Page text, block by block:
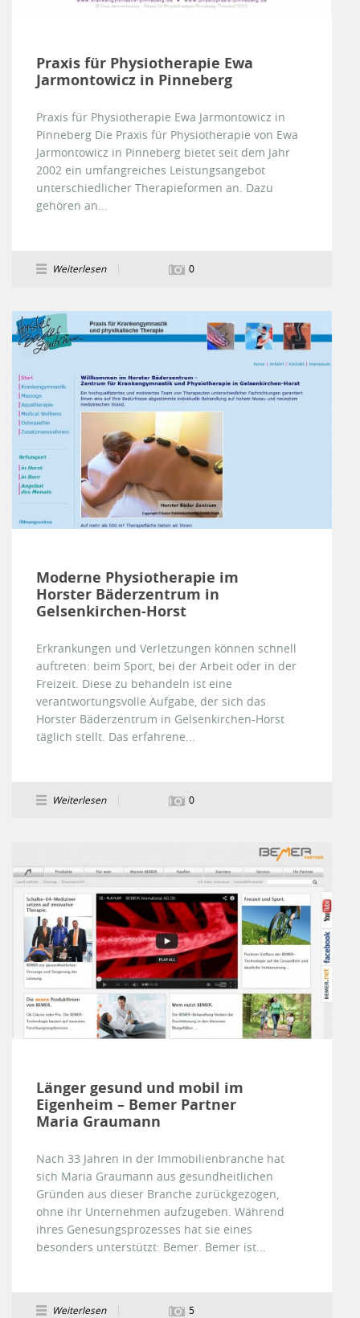
Praxis für Physiotherapie Ewa
Jarmontowicz in Pinneberg
Praxis für Physiotherapie Ewa Jarmontowicz in
Pinneberg Die Praxis für Physiotherapie von Ewa
Jarmontowicz in Pinneberg bietet seit dem Jahr
2002 ein umfangreiches Leistungsangebot
unterschiedlicher Therapieformen an. Dazu
gehören an...
Weiterlesen 0
Moderne Physiotherapie im
Horster Bäderzentrum in
Gelsenkirchen-Horst
Erkrankungen und Verletzungen können schnell
auftreten: beim Sport, bei der Arbeit oder in der
Freizeit. Diese zu behandeln ist eine
verantwortungsvolle Aufgabe, der sich das
Horster Bäderzentrum in Gelsenkirchen-Horst
täglich stellt. Das erfahrene...
Weiterlesen 0
Länger gesund und mobil im
Eigenheim – Bemer Partner
Maria Graumann
Nach 33 Jahren in der Immobilienbranche hat
sich Maria Graumann aus gesundheitlichen
Gründen aus dieser Branche zurückgezogen,
ohne ihr Unternehmen aufzugeben. Während
ihres Genesungsprozesses hat sie eines
besonders unterstützt: Bemer. Bemer ist...
Weiterlesen 5